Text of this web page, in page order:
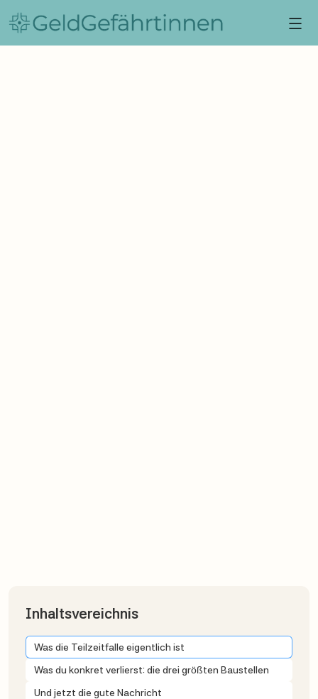
Inhaltsvereichnis
Was die Teilzeitfalle eigentlich ist
Was du konkret verlierst: die drei größten Baustellen
Und jetzt die gute Nachricht